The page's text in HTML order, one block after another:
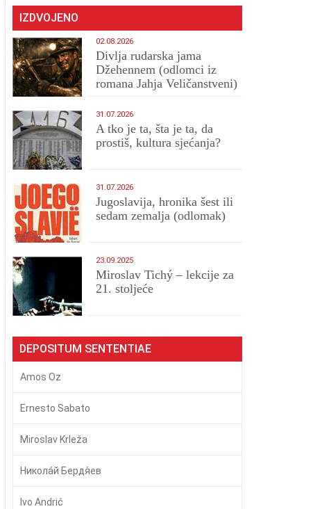
IZDVOJENO
02.08.2026
Divlja rudarska jama
Džehennem (odlomci iz
romana Jahja Veličanstveni)
31.07.2026
A tko je ta, šta je ta, da
prostiš, kultura sjećanja?
31.07.2026
Jugoslavija, hronika šest ili
sedam zemalja (odlomak)
23.09.2025
Miroslav Tichý – lekcije za
21. stoljeće
DEPOSITUM SENTENTIAE
Amos Oz
Ernesto Sabato
Miroslav Krleža
Никола́й Бердя́ев
Ivo Andrić